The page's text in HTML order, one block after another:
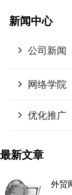
新闻中心
公司新闻
网络学院
优化推广
最新文章
外贸